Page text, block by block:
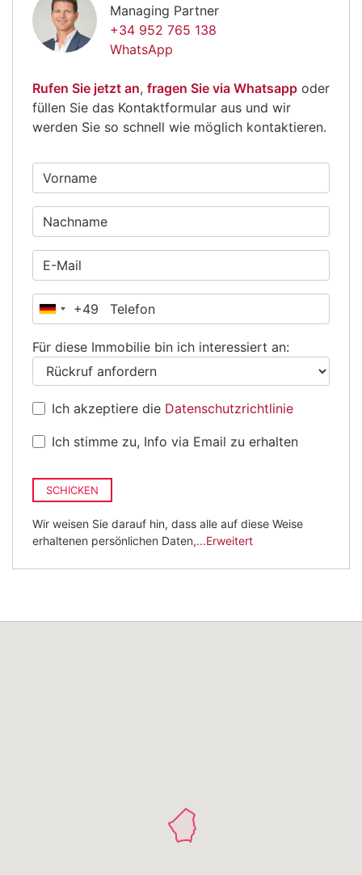
Managing Partner
+34 952 765 138
WhatsApp
Rufen Sie jetzt an, fragen Sie via Whatsapp oder
füllen Sie das Kontaktformular aus und wir
werden Sie so schnell wie möglich kontaktieren.
Deutschland
+49
Für diese Immobilie bin ich interessiert an:
Ich akzeptiere die Datenschutzrichtlinie
Ich stimme zu, Info via Email zu erhalten
SCHICKEN
Wir weisen Sie darauf hin, dass alle auf diese Weise
erhaltenen persönlichen Daten,...Erweitert